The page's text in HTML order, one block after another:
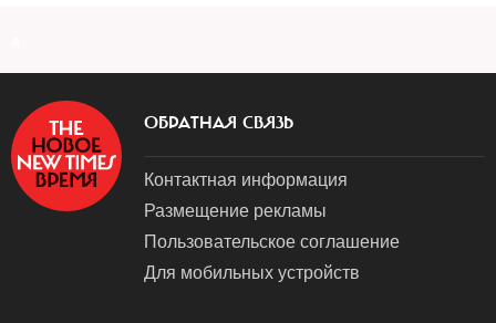
ОБРАТНАЯ СВЯЗЬ
Контактная информация
Размещение рекламы
Пользовательское соглашение
Для мобильных устройств